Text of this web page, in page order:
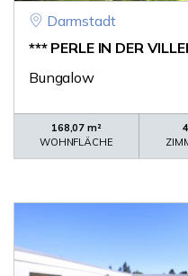
Darmstadt
*** PERLE IN DER
Bungalow
168,07 m²
WOHNFLÄCHE
4